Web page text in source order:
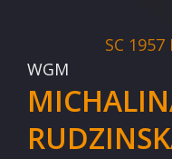
SC
WGM